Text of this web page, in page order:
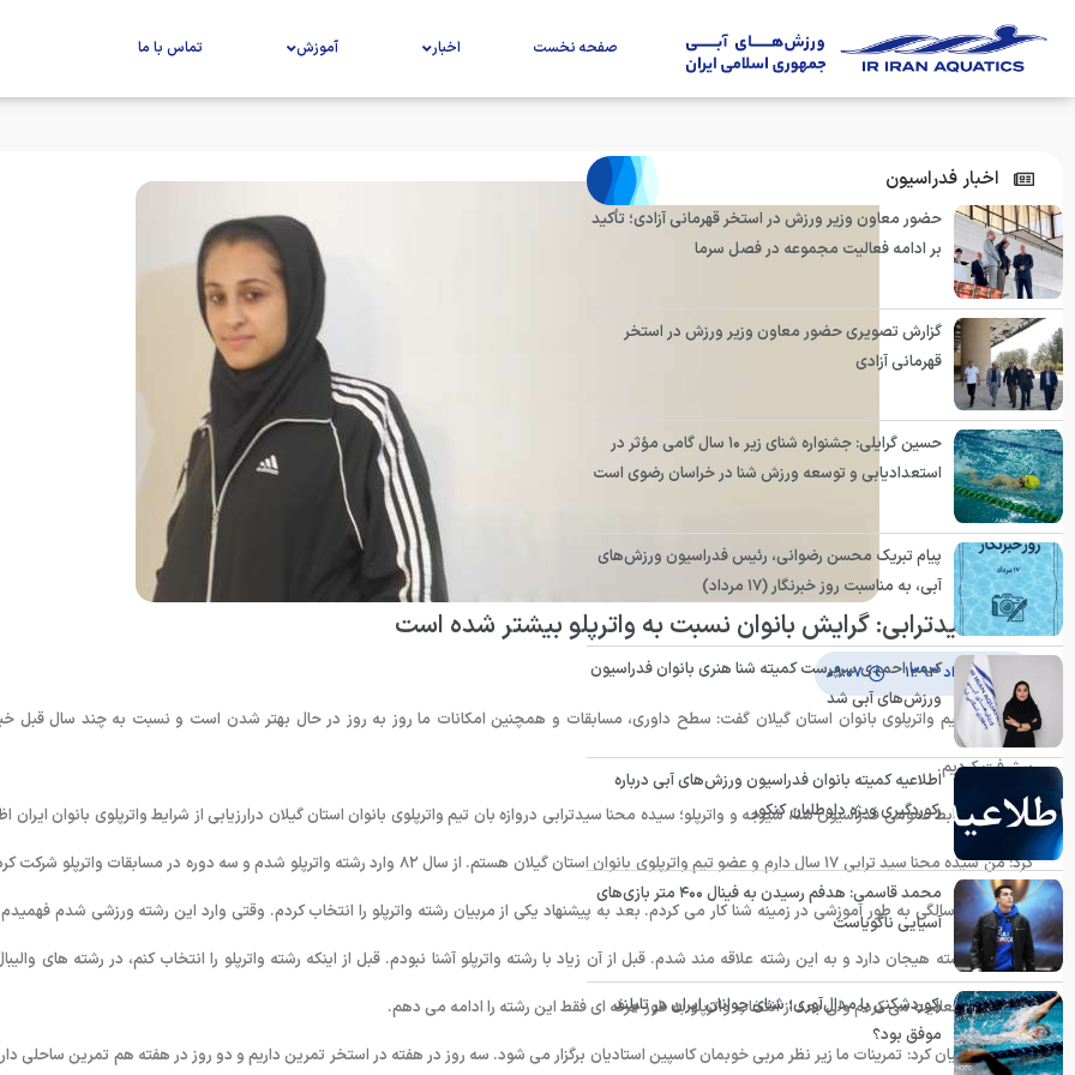
صفحه نخست اخبار آموزش تماس با ما
محنا سیدترابی: گرایش بانوان نسبت به واترپلو بیشتر شده است
۲۷ مرداد ۱۳۹۳ ۰۹:۰۷
دروازه بان تیم واترپلوی بانوان استان گیلان گفت: سطح داوری، مسابقات و همچنین امکانات ما روز به روز در حال بهتر شدن است و نسبت به چند سال قبل
پیشرفت کردیم.
به گزارش روابط عمومی فدراسیون شنا، شیرجه و واترپلو؛ سیده محنا سیدترابی دروازه بان تیم واترپلوی بانوان استان گیلان درارزیابی از شرایط واترپلوی بانوان ایران
کرد: من سیده محنا سید ترابی ۱۷ سال دارم و عضو تیم واترپلوی بانوان استان گیلان هستم. از سال ۸۲ وارد رشته واترپلو شدم و سه دوره در مسابقات واترپلو
از سن شش سالگی به طور آموزشی در زمینه شنا کار می کردم. بعد به پیشنهاد یکی از مربیان رشته واترپلو را انتخاب کردم. وقتی وارد این رشته ورزشی شدم
چقدر این رشته هیجان دارد و به این رشته علاقه مند شدم. قبل از آن زیاد با رشته واترپلو آشنا نبودم. قبل از اینکه رشته واترپلو را انتخاب کنم، در رشته های
اسکیت هم فعالیت می کردم ولی بعد از انتخاب واترپلو به طور حرفه ای فقط این رشته را ادامه می دهم.
او در ادامه بیان کرد: تمرینات ما زیر نظر مربی خوبمان کاسپین استادیان برگزار می شود. سه روز در هفته در استخر تمرین داریم و دو روز در هفته هم تمرین ساحلی
اخبار فدراسیون
حضور معاون وزیر ورزش در استخر قهرمانی آزادی؛ تأکید
بر ادامه فعالیت مجموعه در فصل سرما
گزارش تصویری حضور معاون وزیر ورزش در استخر
قهرمانی آزادی
حسین گرایلی: جشنواره شنای زیر ۱۰ سال گامی مؤثر در
استعدادیابی و توسعه ورزش شنا در خراسان رضوی است
پیام تبریک محسن رضوانی، رئیس فدراسیون ورزش‌های
آبی، به مناسبت روز خبرنگار (۱۷ مرداد)
کیمیا احمدی سرپرست کمیته شنا هنری بانوان فدراسیون
ورزش‌های آبی شد
اطلاعیه کمیته بانوان فدراسیون ورزش‌های آبی درباره
رکوردگیری ویژه داوطلبان کنکور
محمد قاسمی: هدفم رسیدن به فینال ۴۰۰ متر بازی‌های
آسیایی ناگویاست
رکوردشکنی یا مدال‌آوری؛ شنای جوانان ایران در تایلند
موفق بود؟